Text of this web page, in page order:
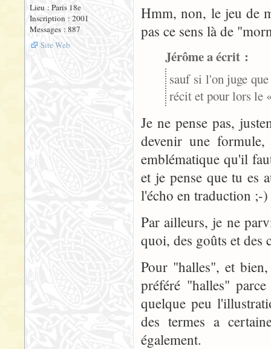
Lieu : Paris 18e
Inscription : 2001
Messages : 887
Site Web
Hmm, non, le jeu de
pas ce sens là de
Jérôme a écrit :
sauf si l'on juge
récit et pour lors le
Je ne pense pas,
devenir une
emblématique qu'il
et je pense que tu es
l'écho en traduction ;-)
Par ailleurs, je ne
quoi, des goûts et des
Pour "halles", et
préféré "halles"
quelque peu
des termes a
également.